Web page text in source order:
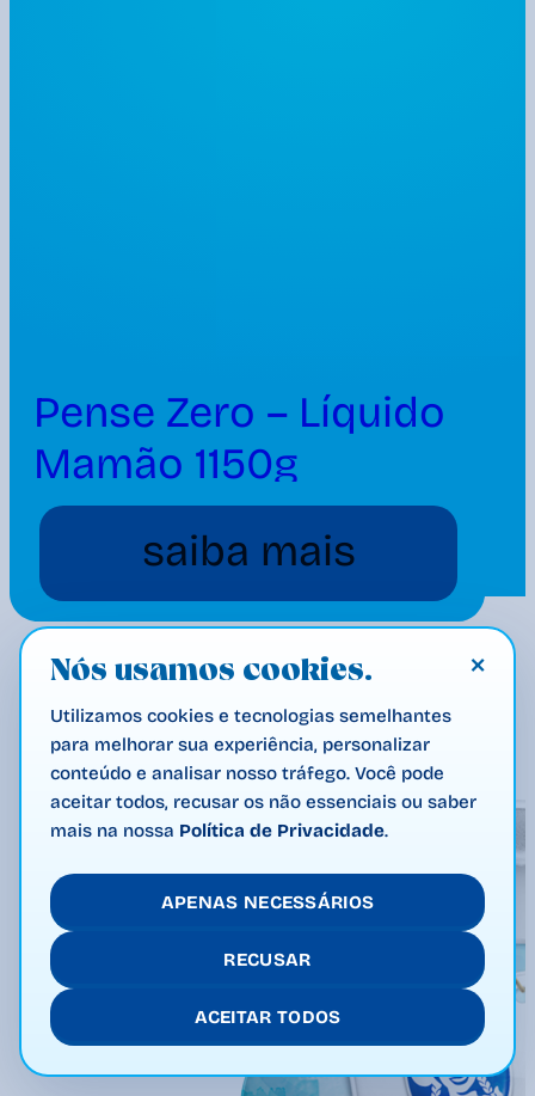
Pense Zero – Líquido
Mamão 1150g
saiba mais
×
Nós usamos cookies.
Utilizamos cookies e tecnologias semelhantes
para melhorar sua experiência, personalizar
conteúdo e analisar nosso tráfego. Você pode
aceitar todos, recusar os não essenciais ou saber
mais na nossa Política de Privacidade.
APENAS NECESSÁRIOS
RECUSAR
ACEITAR TODOS